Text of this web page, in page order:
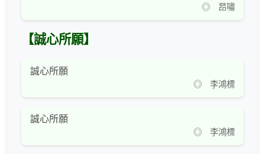
◎ 昂嘯
【誠心所願】
誠心所願
◎ 李鴻標
誠心所願
◎ 李鴻標